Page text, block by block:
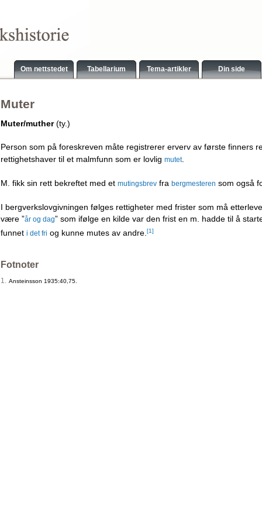
Om nettstedet Tabellarium Tema-artikler Din side
Muter
Muter/muther (ty.)
Person som på foreskreven måte registrerer erverv av første finners
rettighetshaver til et malmfunn som er lovlig mutet.
M. fikk sin rett bekreftet med et mutingsbrev fra bergmesteren som også
I bergverkslovgivningen følges rettigheter med frister som må
være ”år og dag” som ifølge en kilde var den frist en m. hadde til å
funnet i det fri og kunne mutes av andre. [1]
Fotnoter
1. Ansteinsson 1935:40,75.